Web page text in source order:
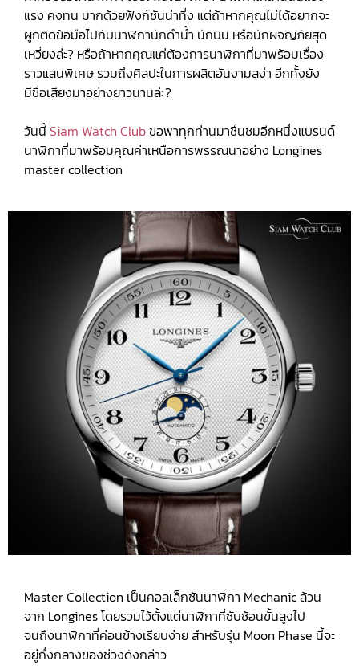
แรง คงทน มากด้วยฟังก์ชันน่าทึ่ง แต่ถ้าหากคุณไม่ได้อยากจะ
ผูกติดข้อมือไปกับนาฬิกานักดำน้ำ นักบิน หรือนักผจญภัยสุด
เหวี่ยงล่ะ? หรือถ้าหากคุณแค่ต้องการนาฬิกาที่มาพร้อมเรื่อง
ราวแสนพิเศษ รวมถึงศิลปะในการผลิตอันงามสง่า อีกทั้งยัง
มีชื่อเสียงมาอย่างยาวนานล่ะ?
วันนี้ Siam Watch Clubขอพาทุกท่านมาชื่นชมอีกหนึ่งแบรนด์
นาฬิกาที่มาพร้อมคุณค่าเหนือการพรรณนาอย่าง Longines
master collection
Master Collection เป็นคอลเล็กชันนาฬิกา Mechanic ล้วน
จาก Longines โดยรวมไว้ตั้งแต่นาฬิกาที่ซับซ้อนขั้นสูงไป
จนถึงนาฬิกาที่ค่อนข้างเรียบง่าย สำหรับรุ่น Moon Phase นี้จะ
อยู่กึ่งกลางของช่วงดังกล่าว